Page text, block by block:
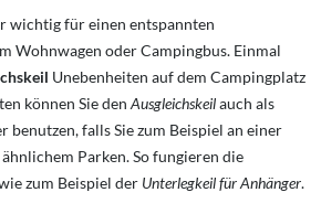
wichtig für einen entspannten
Wohnwagen oder Campingbus. Einmal
Unebenheiten auf dem Campingplatz
können Sie den Ausgleichskeilauch als
benutzen, falls Sie zum Beispiel an einer
Parken. So fungieren die
zum Beispiel der Unterlegkeil für Anhänger.